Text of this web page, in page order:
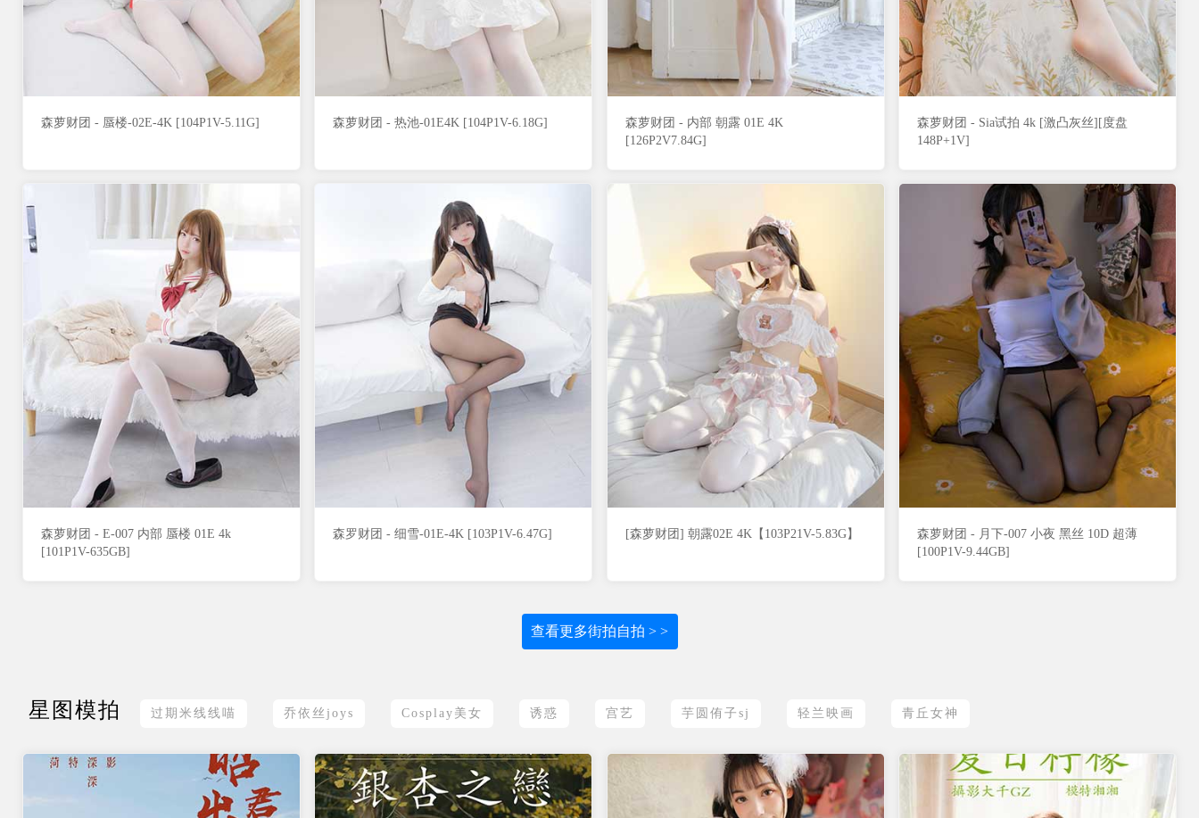
森萝财团 - 蜃楼-02E-4K [104P1V-5.11G] 森萝财团 - 热池-01E4K [104P1V-6.18G]
森萝财团 - 内部 朝露 01E 4K
[126P2V7.84G]
森萝财团 - Sia试拍 4k [激凸灰丝][度盘
148P+1V]
森萝财团 - E-007 内部 蜃楼 01E 4k
[101P1V-635GB]
森罗财团 - 细雪-01E-4K [103P1V-6.47G] [森萝财团] 朝露02E 4K【103P21V-5.83G】
森萝财团 - 月下-007 小夜 黑丝 10D 超薄
[100P1V-9.44GB]
查看更多街拍自拍 > >
星图模拍 过期米线线喵 乔依丝joys Cosplay美女 诱惑 宫艺 芋圆侑子sj 轻兰映画 青丘女神